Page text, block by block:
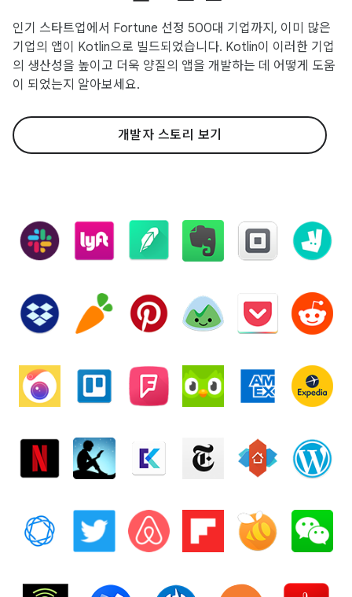
인기 스타트업에서 Fortune 선정 500대 기업까지, 이미 많은
기업의 앱이 Kotlin으로 빌드되었습니다. Kotlin이 이러한 기업
의 생산성을 높이고 더욱 양질의 앱을 개발하는 데 어떻게 도움
이 되었는지 알아보세요.
개발자 스토리 보기